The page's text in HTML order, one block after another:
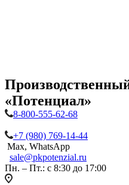
«Потенциал»
8-800-555-62-68
+7 (980) 769-14-44
Max, WhatsApp
sale@pkpotenzial.ru
Пн. – Пт.: с 8:30 до 17:00